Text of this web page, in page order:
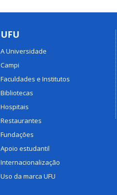
UFU
A Universidade
Campi
Faculdades e Institutos
Bibliotecas
Hospitais
Restaurantes
Fundações
Apoio estudantil
Internacionalização
Uso da marca UFU